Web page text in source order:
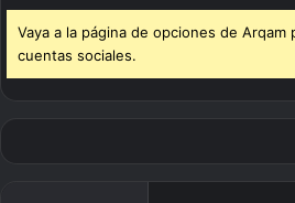
Vaya a la página de opciones de Arqam
cuentas sociales.